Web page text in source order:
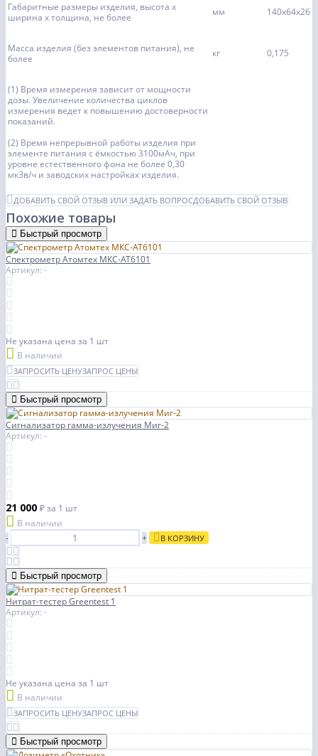
Габаритные размеры изделия, высота х
ширина х толщина, не более
мм 140x64x26
Масса изделия (без элементов питания), не
более
кг 0,175
(1) Время измерения зависит от мощности
дозы. Увеличение количества циклов
измерения ведет к повышению достоверности
показаний.
(2) Время непрерывной работы изделия при
элементе питания с ёмкостью 3100мАч, при
уровне естественного фона не более 0,30
мкЗв/ч и заводских настройках изделия.
ДОБАВИТЬ СВОЙ ОТЗЫВ ИЛИ ЗАДАТЬ ВОПРОСДОБАВИТЬ СВОЙ ОТЗЫВ
Похожие товары
Быстрый просмотр
Спектрометр Атомтех МКС-АТ6101
Артикул: -
Не указана цена за 1 шт
В наличии
ЗАПРОСИТЬ ЦЕНУЗАПРОС ЦЕНЫ
Быстрый просмотр
Сигнализатор гамма-излучения Миг-2
Артикул: -
21 000 ₽за 1 шт
В наличии
-
+ В КОРЗИНУ
Быстрый просмотр
Нитрат-тестер Greentest 1
Артикул: -
Не указана цена за 1 шт
В наличии
ЗАПРОСИТЬ ЦЕНУЗАПРОС ЦЕНЫ
Быстрый просмотр